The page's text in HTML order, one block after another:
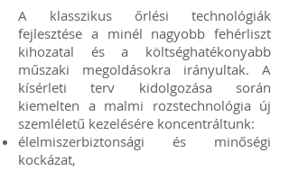
A klasszikus őrlési technológiák
fejlesztése a minél nagyobb fehérliszt
kihozatal és a költséghatékonyabb
műszaki megoldásokra irányultak. A
kísérleti terv kidolgozása során
kiemelten a malmi rozstechnológia új
szemléletű kezelésére koncentráltunk:
élelmiszerbiztonsági és minőségi
kockázat,